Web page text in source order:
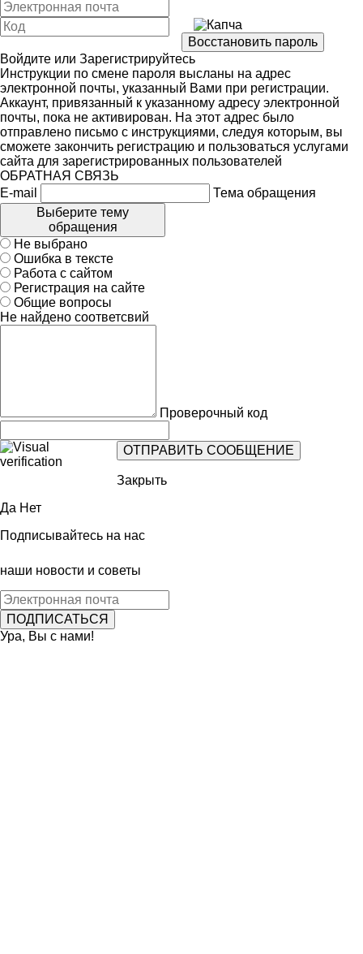
Войдите или Зарегистрируйтесь
Инструкции по смене пароля высланы на адрес
электронной почты, указанный Вами при регистрации.
Аккаунт, привязанный к указанному адресу электронной
почты, пока не активирован. На этот адрес было
отправлено письмо с инструкциями, следуя которым, вы
сможете закончить регистрацию и пользоваться услугами
сайта для зарегистрированных пользователей
ОБРАТНАЯ СВЯЗЬ
E-mail
Тема обращения
Выберите тему
обращения
Не выбрано
Ошибка в тексте
Работа с сайтом
Регистрация на сайте
Общие вопросы
Не найдено соответсвий
Проверочный код
Закрыть
Да Нет
Подписывайтесь на нас
наши новости и советы
Ура, Вы с нами!